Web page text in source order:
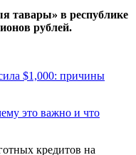
тавары» в республике
рублей.
$1,000: причины
это важно и что